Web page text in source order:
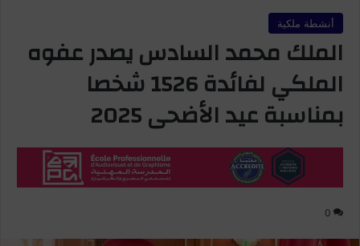
أنشطة ملكية
الملك محمد السادس يصدر عفوه
الملكي لفائدة 1526 شخصا
بمناسبة عيد الأضحى 2025
0